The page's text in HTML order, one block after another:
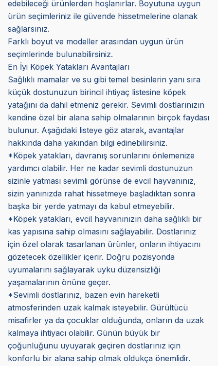
edebileceği ürünlerden hoşlanırlar. Boyutuna uygun
ürün seçimleriniz ile güvende hissetmelerine olanak
sağlarsınız.
Farklı boyut ve modeller arasından uygun ürün
seçimlerinde bulunabilirsiniz.
En İyi Köpek Yatakları Avantajları
Sağlıklı mamalar ve su gibi temel besinlerin yanı sıra
küçük dostunuzun birincil ihtiyaç listesine köpek
yatağını da dahil etmeniz gerekir. Sevimli dostlarınızın
kendine özel bir alana sahip olmalarının birçok faydası
bulunur. Aşağıdaki listeye göz atarak, avantajlar
hakkında daha yakından bilgi edinebilirsiniz.
*Köpek yatakları, davranış sorunlarını önlemenize
yardımcı olabilir. Her ne kadar sevimli dostunuzun
sizinle yatması sevimli görünse de evcil hayvanınız,
sizin yanınızda rahat hissetmeye başladıktan sonra
başka bir yerde yatmayı da kabul etmeyebilir.
*Köpek yatakları, evcil hayvanınızın daha sağlıklı bir
kas yapısına sahip olmasını sağlayabilir. Dostlarınız
için özel olarak tasarlanan ürünler, onların ihtiyacını
gözetecek özellikler içerir. Doğru pozisyonda
uyumalarını sağlayarak uyku düzensizliği
yaşamalarının önüne geçer.
*Sevimli dostlarınız, bazen evin hareketli
atmosferinden uzak kalmak isteyebilir. Gürültücü
misafirler ya da çocuklar olduğunda, onların da uzak
kalmaya ihtiyacı olabilir. Günün büyük bir
çoğunluğunu uyuyarak geçiren dostlarınız için
konforlu bir alana sahip olmak oldukça önemlidir.